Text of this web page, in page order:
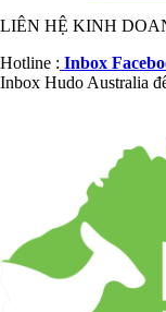
LIÊN HỆ KINH
Hotline : Inbox
Inbox Hudo Australia